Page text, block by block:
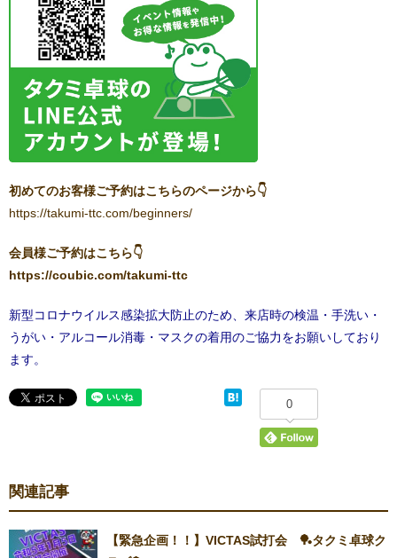
初めてのお客様ご予約はこちらのページから👇
https://takumi-ttc.com/beginners/
会員様ご予約はこちら👇
https://coubic.com/takumi-ttc
新型コロナウイルス感染拡大防止のため、来店時の検温・手洗い・
うがい・アルコール消毒・マスクの着用のご協力をお願いしており
ます。
0
関連記事
【緊急企画！！】VICTAS試打会 🏓タクミ卓球ク